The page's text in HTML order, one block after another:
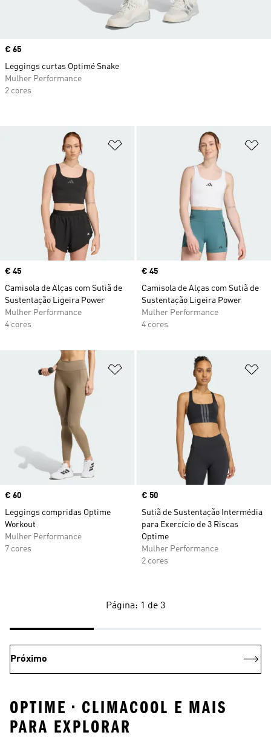
Adicionar à Lista de Desejos
Price
€ 45
Camisola de Alças com Sutiã de
Sustentação Ligeira Power
Mulher Performance
4 cores
Price
€ 45
Camisola de Alças com Sutiã de
Sustentação Ligeira Power
Mulher Performance
4 cores
Adicionar à Lista de Desejos
Price
€ 60
Leggings compridas Optime
Workout
Mulher Performance
7 cores
Price
€ 50
Sutiã de Sustentação Intermédia
para Exercício de 3 Riscas
Optime
Mulher Performance
2 cores
Price
€ 65
Leggings curtas Optimé Snake
Mulher Performance
2 cores
Página: 1 de 3
Próximo
OPTIME • CLIMACOOL E MAIS
PARA EXPLORAR